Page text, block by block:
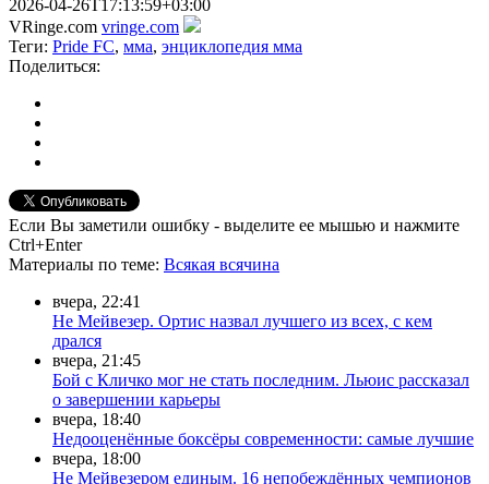
2026-04-26T17:13:59+03:00
VRinge.com vringe.com
Теги: Pride FC, мма, энциклопедия мма
Поделиться:
Если Вы заметили ошибку - выделите ее мышью и нажмите
Ctrl+Enter
Материалы по теме: Всякая всячина
вчера, 22:41
Не Мейвезер. Ортис назвал лучшего из всех, с кем
дрался
вчера, 21:45
Бой с Кличко мог не стать последним. Льюис рассказал
о завершении карьеры
вчера, 18:40
Недооценённые боксёры современности: самые лучшие
вчера, 18:00
Не Мейвезером единым. 16 непобеждённых чемпионов